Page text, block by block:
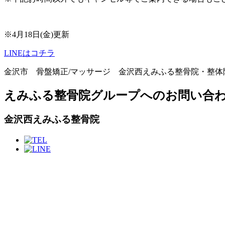
※4月18日(金)更新
LINEはコチラ
金沢市 骨盤矯正/マッサージ 金沢西えみふる整骨院・整体
えみふる整骨院グループへのお問い合
金沢西えみふる整骨院